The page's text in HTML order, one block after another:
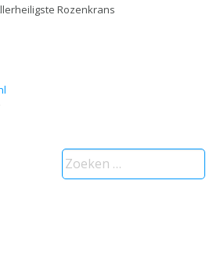
Rozenkrans
Zoeken
naar: